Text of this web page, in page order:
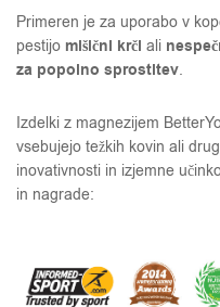
Primeren je za uporabo v
pestijo mišični krči ali
za popolno sprostitev.
Izdelki z magnezijem
vsebujejo težkih kovin ali
inovativnosti in izjemne
in nagrade: